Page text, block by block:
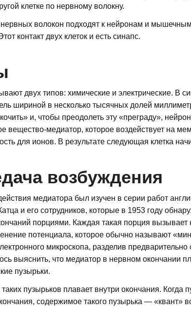
клетке по нервному волокну.
волокон подходят к нейронам и
контакт двух клеток и есть синапс.
двух типов: химические и электрические. В
шириной в несколько тысячных долей
и, чтобы преодолеть эту «преграду»,
вещество-медиатор, которое воздействует на
для ионов. В результате следующая клетка
возбуждения
медиатора был изучен в серии работ
и его сотрудников, которые в 1953 году
порциями. Каждая такая порция
потенциала, которое обычно называют
микроскопа, разделив
выяснить, что медиатор в нервном окончании
пузырьки.
пузырьков плавает внутри окончания.
содержимое такого пузырька — «квант»